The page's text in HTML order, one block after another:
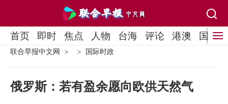
首页 即时 焦点 人物 台海 评论 港澳 国际
联合早报中文网 国际时政
俄罗斯：若有盈余愿向欧供天然气